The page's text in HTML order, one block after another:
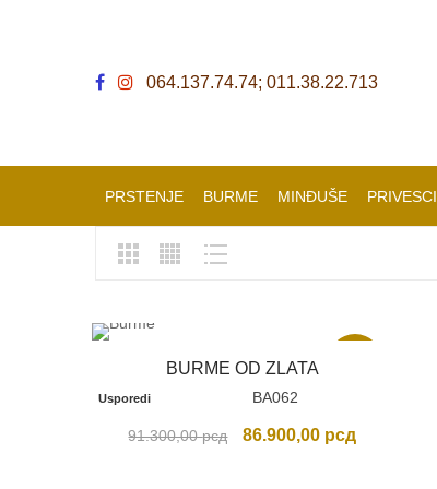
064.137.74.74; 011.38.22.713
PRSTENJE BURME MINĐUŠE PRIVESCI
BURME OD ZLATA
Usporedi BA062
91.300,00рсд
Originalna
86.900,00 рсд